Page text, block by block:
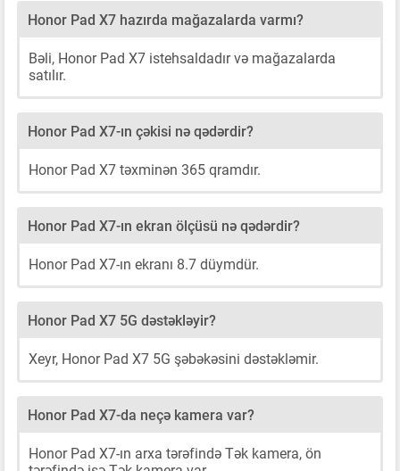
Honor Pad X7 hazırda mağazalarda varmı?
Bəli, Honor Pad X7 istehsaldadır və mağazalarda
satılır.
Honor Pad X7-ın çəkisi nə qədərdir?
Honor Pad X7 təxminən 365 qramdır.
Honor Pad X7-ın ekran ölçüsü nə qədərdir?
Honor Pad X7-ın ekranı 8.7 düymdür.
Honor Pad X7 5G dəstəkləyir?
Xeyr, Honor Pad X7 5G şəbəkəsini dəstəkləmir.
Honor Pad X7-da neçə kamera var?
Honor Pad X7-ın arxa tərəfində Tək kamera, ön